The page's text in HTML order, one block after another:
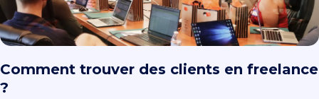
Comment trouver des clients en freelance
?